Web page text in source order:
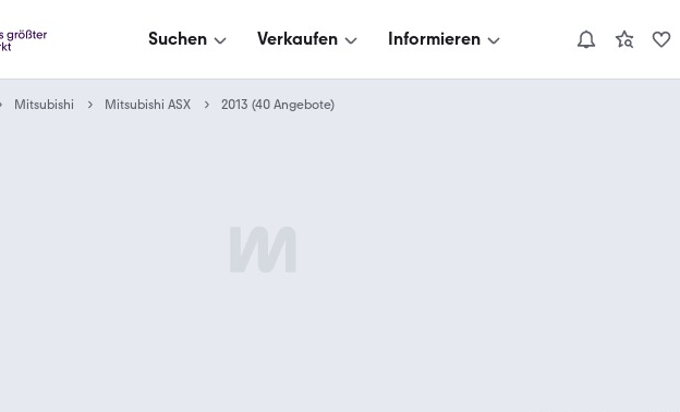
Suchen Verkaufen Informieren
Mitsubishi Mitsubishi ASX 2013 (40 Angebote)